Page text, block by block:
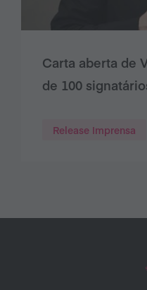
Carta aberta de
de 100
Release Imprensa